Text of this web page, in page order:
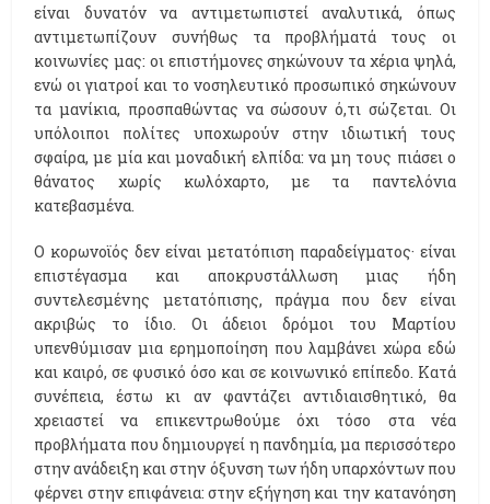
είναι δυνατόν να αντιμετωπιστεί αναλυτικά, όπως
αντιμετωπίζουν συνήθως τα προβλήματά τους οι
κοινωνίες μας: οι επιστήμονες σηκώνουν τα χέρια ψηλά,
ενώ οι γιατροί και το νοσηλευτικό προσωπικό σηκώνουν
τα μανίκια, προσπαθώντας να σώσουν ό,τι σώζεται. Οι
υπόλοιποι πολίτες υποχωρούν στην ιδιωτική τους
σφαίρα, με μία και μοναδική ελπίδα: να μη τους πιάσει ο
θάνατος χωρίς κωλόχαρτο, με τα παντελόνια
κατεβασμένα.
Ο κορωνοϊός δεν είναι μετατόπιση παραδείγματος· είναι
επιστέγασμα και αποκρυστάλλωση μιας ήδη
συντελεσμένης μετατόπισης, πράγμα που δεν είναι
ακριβώς το ίδιο. Οι άδειοι δρόμοι του Μαρτίου
υπενθύμισαν μια ερημοποίηση που λαμβάνει χώρα εδώ
και καιρό, σε φυσικό όσο και σε κοινωνικό επίπεδο. Κατά
συνέπεια, έστω κι αν φαντάζει αντιδιαισθητικό, θα
χρειαστεί να επικεντρωθούμε όχι τόσο στα νέα
προβλήματα που δημιουργεί η πανδημία, μα περισσότερο
στην ανάδειξη και στην όξυνση των ήδη υπαρχόντων που
φέρνει στην επιφάνεια: στην εξήγηση και την κατανόηση